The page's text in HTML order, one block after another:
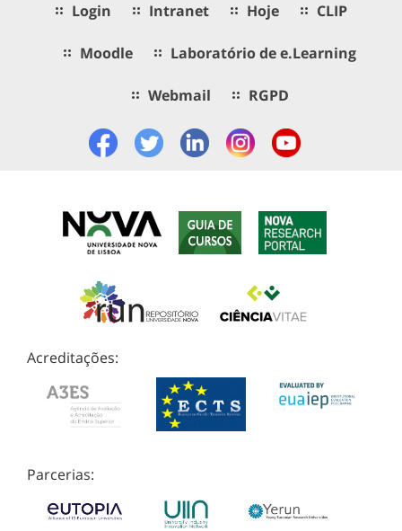
Login Intranet Hoje CLIP
Moodle Laboratório de e.Learning
Webmail RGPD
Acreditações:
Parcerias: